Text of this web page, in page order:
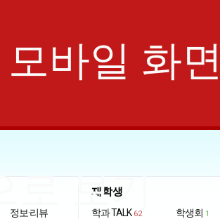
모바일 화
으로 보기
정보·리뷰
재학생
학과 TALK 62 학생회 1